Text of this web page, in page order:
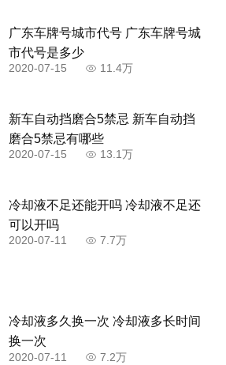
广东车牌号城市代号 广东车牌号城
市代号是多少
2020-07-15 11.4万
新车自动挡磨合5禁忌 新车自动挡
磨合5禁忌有哪些
2020-07-15 13.1万
冷却液不足还能开吗 冷却液不足还
可以开吗
2020-07-11 7.7万
冷却液多久换一次 冷却液多长时间
换一次
2020-07-11 7.2万